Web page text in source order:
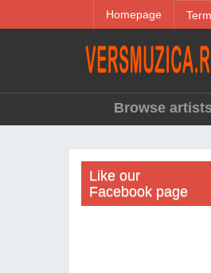
Homepage
Browse artists
Like our
Facebook page